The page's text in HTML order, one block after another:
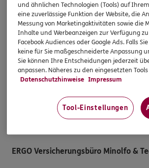
EU-Offenlegungsvereinbarung
Datenverarbeitung
Das könnte Sie auch interessieren
Unsere Agentur
Kooperationspartner
ERGO Versicherungsbüro Minolfo &
und ähnlichen Technologien (Tools) auf
eine zuverlässige Funktion der Website, die
Messung von Marketingaktivitäten sowie die
Inhalte und Werbeanzeigen zur Verfügung
Facebook Audiences oder Google Ads. Falls
keine für Sie maßgeschneiderte Anpassung
Sie können Ihre Entscheidungen jederzeit
anpassen. Näheres zu den eingesetzten
Datenschutzhinweise Impressum
Tool-Einstellungen